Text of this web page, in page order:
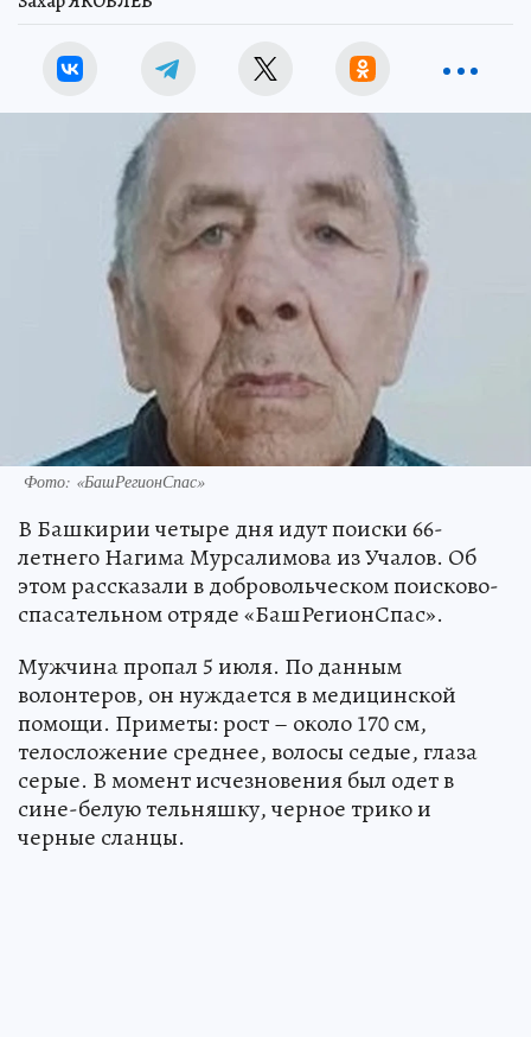
Фото: «БашРегионСпас»
В Башкирии четыре дня идут поиски 66-
летнего Нагима Мурсалимова из Учалов. Об
этом рассказали в добровольческом поисково-
спасательном отряде «БашРегионСпас».
Мужчина пропал 5 июля. По данным
волонтеров, он нуждается в медицинской
помощи. Приметы: рост – около 170 см,
телосложение среднее, волосы седые, глаза
серые. В момент исчезновения был одет в
сине-белую тельняшку, черное трико и
черные сланцы.